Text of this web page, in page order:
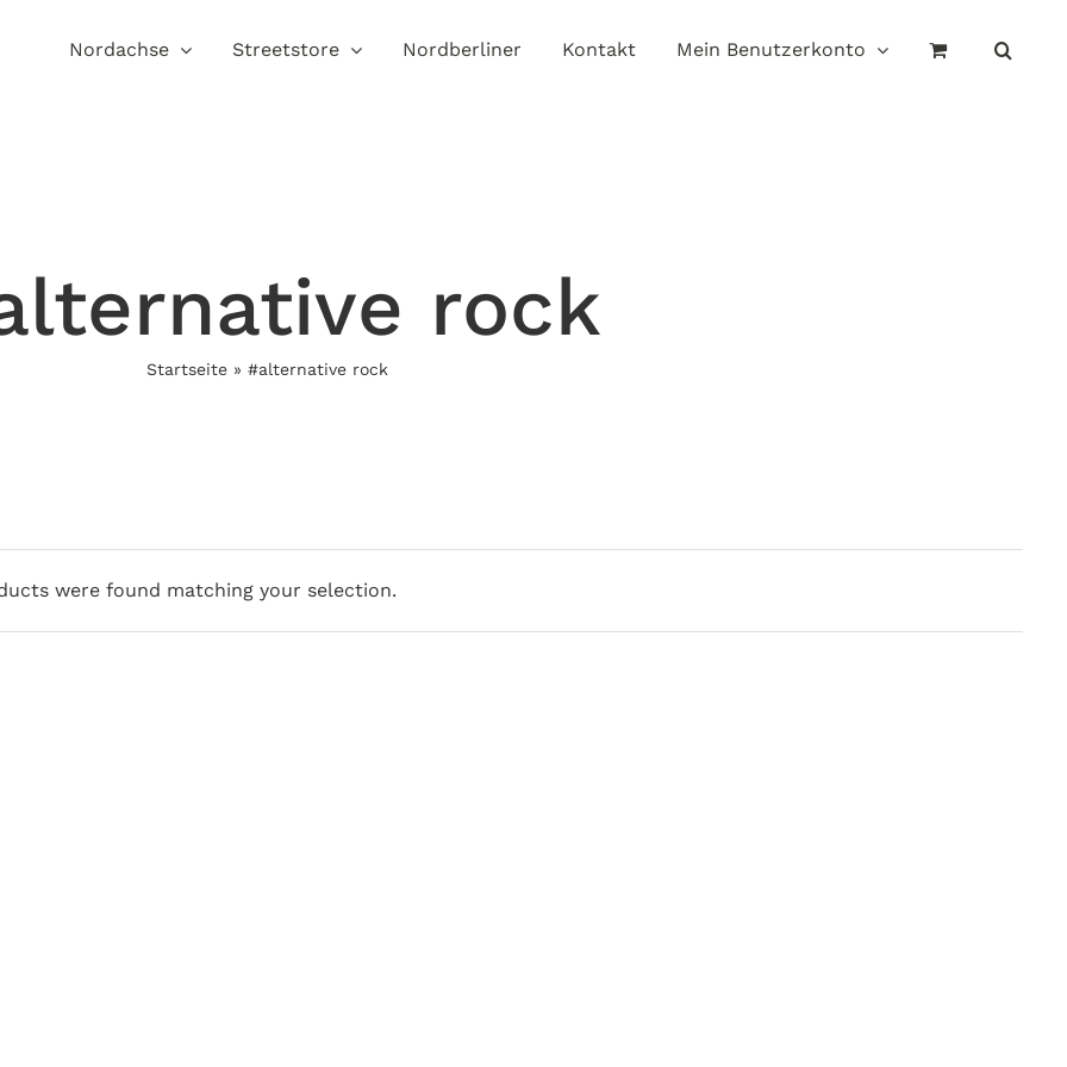
Nordachse Streetstore Nordberliner Kontakt Mein Benutzerkonto
rock
Startseite» #alternative rock
were found matching your selection.